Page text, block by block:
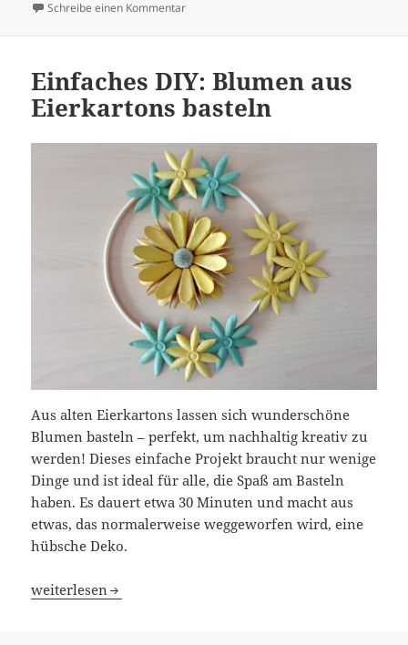
Schreibe einen Kommentarzu Origami-Blumen aus Papier – kreative
Einfaches DIY: Blumen aus
Eierkartons basteln
Aus alten Eierkartons lassen sich wunderschöne
Blumen basteln – perfekt, um nachhaltig kreativ zu
werden! Dieses einfache Projekt braucht nur wenige
Dinge und ist ideal für alle, die Spaß am Basteln
haben. Es dauert etwa 30 Minuten und macht aus
etwas, das normalerweise weggeworfen wird, eine
hübsche Deko.
Einfaches DIY: Blumen aus Eierkartons basteln
weiterlesen